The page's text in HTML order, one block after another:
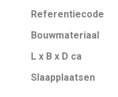
Referentiecode
Bouwmateriaal
L x B x D ca
Slaapplaatsen